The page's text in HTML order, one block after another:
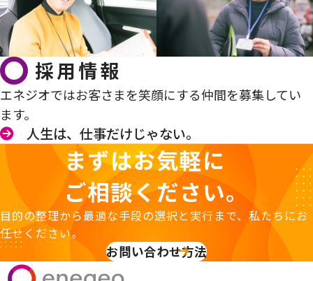
採用情報
エネジオではお客さまを笑顔にする仲間を募集してい
ます。
人生は、仕事だけじゃない。
まずはお気軽に
ご相談ください。
目的の整理から最適な手段の選択と実行まで、私たちにお
任せください。
お問い合わせ方法